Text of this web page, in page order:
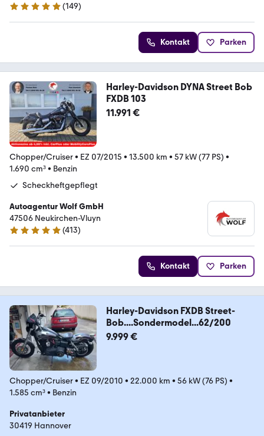
4.8 Sterne (149)
Kontakt Parken
Harley-Davidson DYNA Street Bob
FXDB 103
11.991 €
Chopper/Cruiser• EZ 07/2015 • 13.500 km • 57 kW (77 PS) •
1.690 cm³• Benzin
Scheckheftgepflegt
Autoagentur Wolf GmbH
47506 Neukirchen-Vluyn
4.9 Sterne
(413)
Kontakt Parken
Harley-Davidson FXDB Street-
Bob....Sondermodel...62/200
9.999 €
Chopper/Cruiser• EZ 09/2010 • 22.000 km • 56 kW (76 PS) •
1.585 cm³• Benzin
Privatanbieter
30419 Hannover